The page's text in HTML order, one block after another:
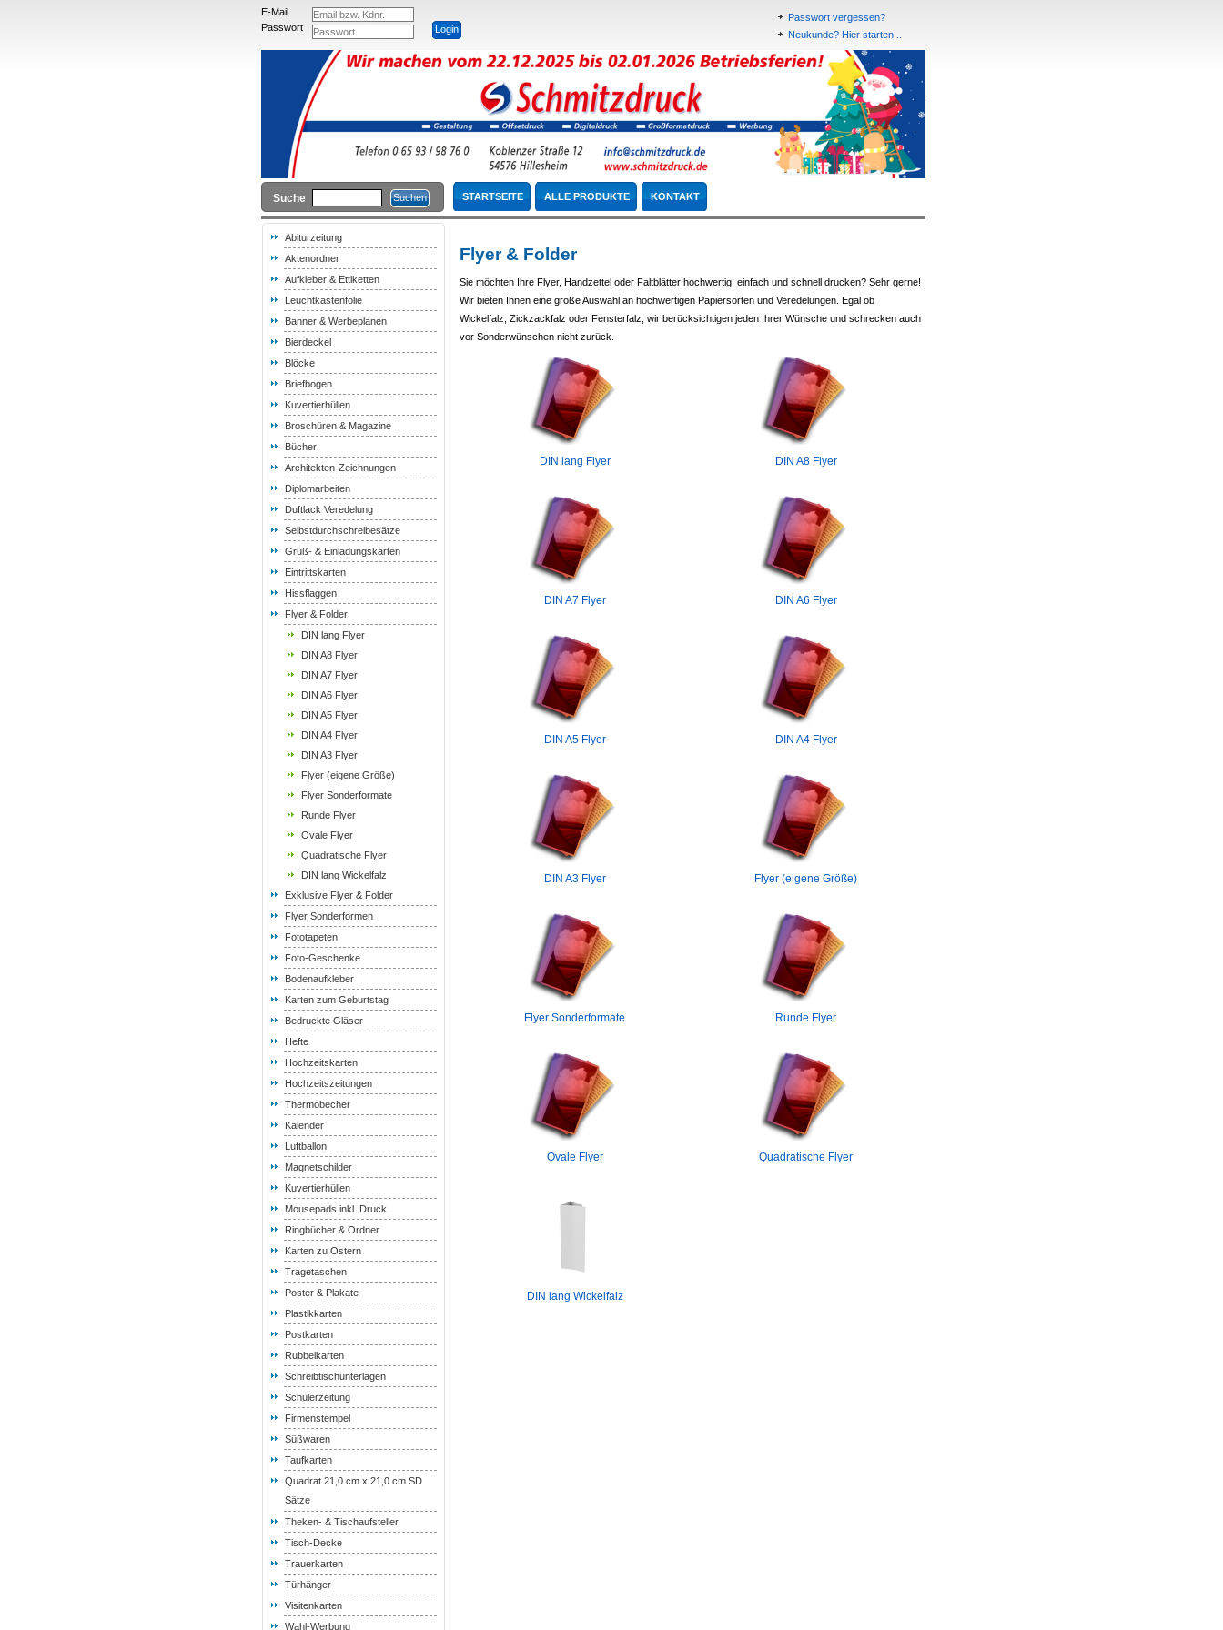
E-Mail
Passwort
Passwort vergessen?
Neukunde? Hier starten...
Suche STARTSEITE ALLE PRODUKTE KONTAKT
Abiturzeitung
Aktenordner
Aufkleber & Ettiketten
Leuchtkastenfolie
Banner & Werbeplanen
Bierdeckel
Blöcke
Briefbogen
Kuvertierhüllen
Broschüren & Magazine
Bücher
Architekten-Zeichnungen
Diplomarbeiten
Duftlack Veredelung
Selbstdurchschreibesätze
Gruß- & Einladungskarten
Eintrittskarten
Hissflaggen
Flyer & Folder
DIN lang Flyer
DIN A8 Flyer
DIN A7 Flyer
DIN A6 Flyer
DIN A5 Flyer
DIN A4 Flyer
DIN A3 Flyer
Flyer (eigene Größe)
Flyer Sonderformate
Runde Flyer
Ovale Flyer
Quadratische Flyer
DIN lang Wickelfalz
Exklusive Flyer & Folder
Flyer Sonderformen
Fototapeten
Foto-Geschenke
Bodenaufkleber
Karten zum Geburtstag
Bedruckte Gläser
Hefte
Hochzeitskarten
Hochzeitszeitungen
Thermobecher
Kalender
Luftballon
Magnetschilder
Kuvertierhüllen
Mousepads inkl. Druck
Ringbücher & Ordner
Karten zu Ostern
Tragetaschen
Poster & Plakate
Plastikkarten
Postkarten
Rubbelkarten
Schreibtischunterlagen
Schülerzeitung
Firmenstempel
Süßwaren
Taufkarten
Quadrat 21,0 cm x 21,0 cm SD
Sätze
Theken- & Tischaufsteller
Tisch-Decke
Trauerkarten
Türhänger
Visitenkarten
Wahl-Werbung
Flyer & Folder
Sie möchten Ihre Flyer, Handzettel oder Faltblätter hochwertig, einfach und schnell drucken? Sehr gerne!
Wir bieten Ihnen eine große Auswahl an hochwertigen Papiersorten und Veredelungen. Egal ob
Wickelfalz, Zickzackfalz oder Fensterfalz, wir berücksichtigen jeden Ihrer Wünsche und schrecken auch
vor Sonderwünschen nicht zurück.
DIN lang Flyer DIN A8 Flyer
DIN A7 Flyer DIN A6 Flyer
DIN A5 Flyer DIN A4 Flyer
DIN A3 Flyer Flyer (eigene Größe)
Flyer Sonderformate Runde Flyer
Ovale Flyer Quadratische Flyer
DIN lang Wickelfalz